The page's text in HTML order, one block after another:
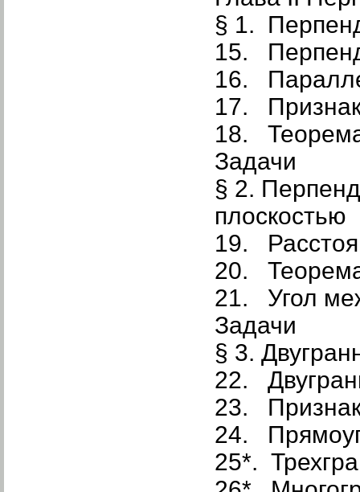
§ 1.
15.
16.
17. Признак
18.
Задачи
§ 2.
плоскостью
19.
20. Теорема
21. Угол
Задачи
§ 3.
22.
23. Признак
24.
25*.